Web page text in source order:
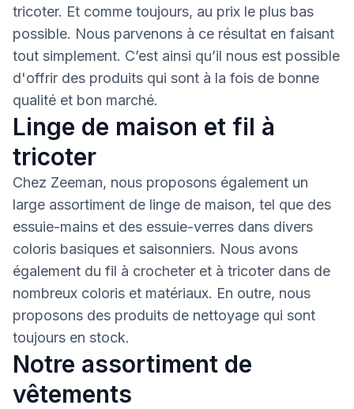
tricoter. Et comme toujours, au prix le plus bas
possible. Nous parvenons à ce résultat en faisant
tout simplement. C’est ainsi qu’il nous est possible
d'offrir des produits qui sont à la fois de bonne
qualité et bon marché.
Linge de maison et fil à
tricoter
Chez Zeeman, nous proposons également un
large assortiment de linge de maison, tel que des
essuie-mains et des essuie-verres dans divers
coloris basiques et saisonniers. Nous avons
également du fil à crocheter et à tricoter dans de
nombreux coloris et matériaux. En outre, nous
proposons des produits de nettoyage qui sont
toujours en stock.
Notre assortiment de
vêtements